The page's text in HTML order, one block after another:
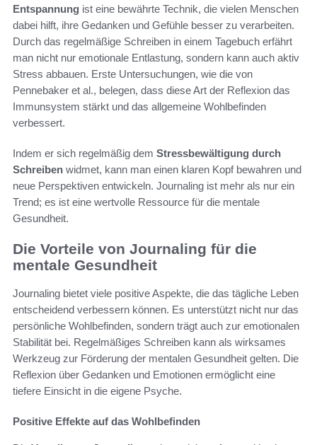
Entspannung ist eine bewährte Technik, die vielen Menschen
dabei hilft, ihre Gedanken und Gefühle besser zu verarbeiten.
Durch das regelmäßige Schreiben in einem Tagebuch erfährt
man nicht nur emotionale Entlastung, sondern kann auch aktiv
Stress abbauen. Erste Untersuchungen, wie die von
Pennebaker et al., belegen, dass diese Art der Reflexion das
Immunsystem stärkt und das allgemeine Wohlbefinden
verbessert.
Indem er sich regelmäßig dem Stressbewältigung durch
Schreiben widmet, kann man einen klaren Kopf bewahren und
neue Perspektiven entwickeln. Journaling ist mehr als nur ein
Trend; es ist eine wertvolle Ressource für die mentale
Gesundheit.
Die Vorteile von Journaling für die
mentale Gesundheit
Journaling bietet viele positive Aspekte, die das tägliche Leben
entscheidend verbessern können. Es unterstützt nicht nur das
persönliche Wohlbefinden, sondern trägt auch zur emotionalen
Stabilität bei. Regelmäßiges Schreiben kann als wirksames
Werkzeug zur Förderung der mentalen Gesundheit gelten. Die
Reflexion über Gedanken und Emotionen ermöglicht eine
tiefere Einsicht in die eigene Psyche.
Positive Effekte auf das Wohlbefinden